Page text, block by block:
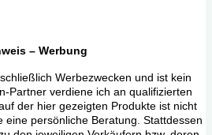
– Werbung
Werbezwecken und ist kein
Partner verdiene ich an qualifizierten
der hier gezeigten Produkte ist nicht
eine persönliche Beratung. Stattdessen